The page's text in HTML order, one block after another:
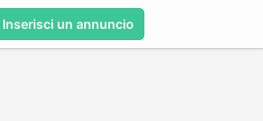
Inserisci un annuncio